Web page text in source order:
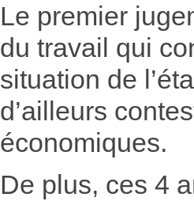
Le premier
du travail qui
situation de
d’ailleurs
économiques.
De plus, ces 4